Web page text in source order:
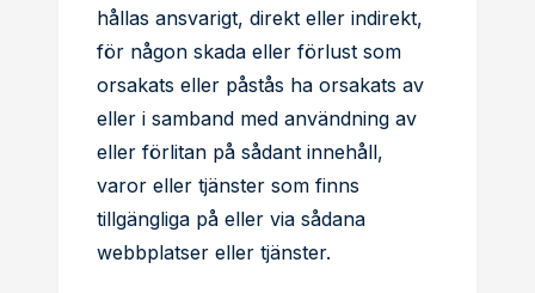
hållas ansvarigt, direkt eller indirekt,
för någon skada eller förlust som
orsakats eller påstås ha orsakats av
eller i samband med användning av
eller förlitan på sådant innehåll,
varor eller tjänster som finns
tillgängliga på eller via sådana
webbplatser eller tjänster.